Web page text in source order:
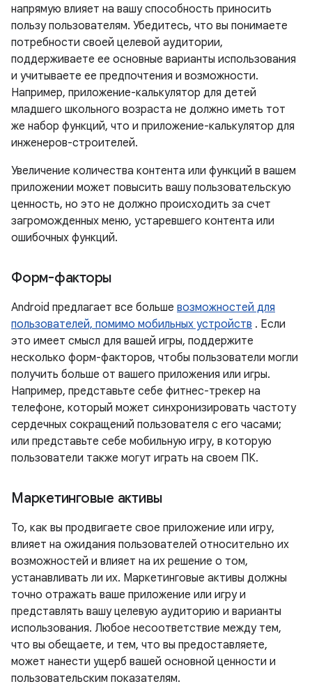
напрямую влияет на вашу способность приносить
пользу пользователям. Убедитесь, что вы понимаете
потребности своей целевой аудитории,
поддерживаете ее основные варианты использования
и учитываете ее предпочтения и возможности.
Например, приложение-калькулятор для детей
младшего школьного возраста не должно иметь тот
же набор функций, что и приложение-калькулятор для
инженеров-строителей.
Увеличение количества контента или функций в вашем
приложении может повысить вашу пользовательскую
ценность, но это не должно происходить за счет
загроможденных меню, устаревшего контента или
ошибочных функций.
Форм-факторы
Android предлагает все больше возможностей для
пользователей, помимо мобильных устройств . Если
это имеет смысл для вашей игры, поддержите
несколько форм-факторов, чтобы пользователи могли
получить больше от вашего приложения или игры.
Например, представьте себе фитнес-трекер на
телефоне, который может синхронизировать частоту
сердечных сокращений пользователя с его часами;
или представьте себе мобильную игру, в которую
пользователи также могут играть на своем ПК.
Маркетинговые активы
То, как вы продвигаете свое приложение или игру,
влияет на ожидания пользователей относительно их
возможностей и влияет на их решение о том,
устанавливать ли их. Маркетинговые активы должны
точно отражать ваше приложение или игру и
представлять вашу целевую аудиторию и варианты
использования. Любое несоответствие между тем,
что вы обещаете, и тем, что вы предоставляете,
может нанести ущерб вашей основной ценности и
пользовательским показателям.